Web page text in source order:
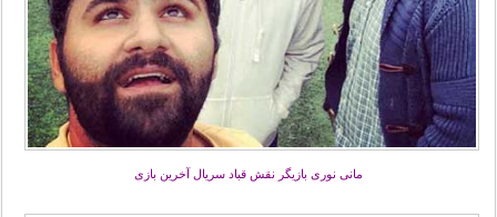
مانی نوری بازیگر نقش قباد سریال آخرین بازی